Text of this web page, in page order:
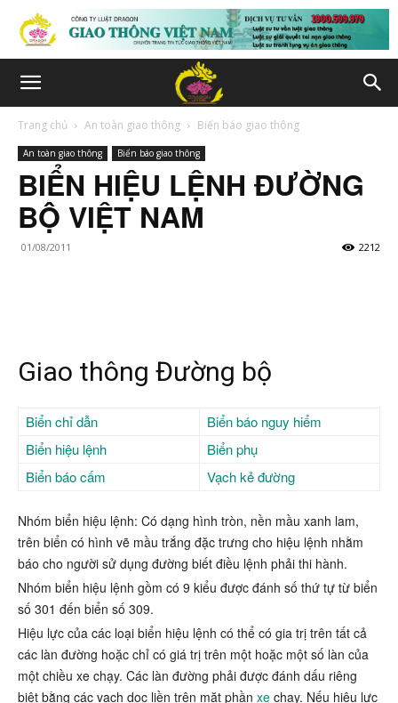
Trang chủ An toàn giao thông Biển báo giao thông
An toàn giao thông Biển báo giao thông
BIỂN HIỆU LỆNH ĐƯỜNG
BỘ VIỆT NAM
01/08/2011 2212
Giao thông Đường bộ
Biển chỉ dẫn
Biển báo nguy hiểm
Biển hiệu lệnh
Biển phụ
Biển báo cấm
Vạch kẻ đường
Nhóm biển hiệu lệnh: Có dạng hình tròn, nền mầu xanh lam,
trên biển có hình vẽ mầu trắng đặc trưng cho hiệu lệnh nhằm
báo cho người sử dụng đường biết điều lệnh phải thi hành.
Nhóm biển hiệu lệnh gồm có 9 kiểu được đánh số thứ tự từ biển
số 301 đến biển số 309.
Hiệu lực của các loại biển hiệu lệnh có thể có gia trị trên tất cả
các làn đường hoặc chỉ có giá trị trên một hoặc một số làn của
một chiều xe chạy. Các làn đường phải được đánh dấu riêng
biệt bằng các vạch dọc liền trên mặt phần xe chạy. Nếu hiệu lực